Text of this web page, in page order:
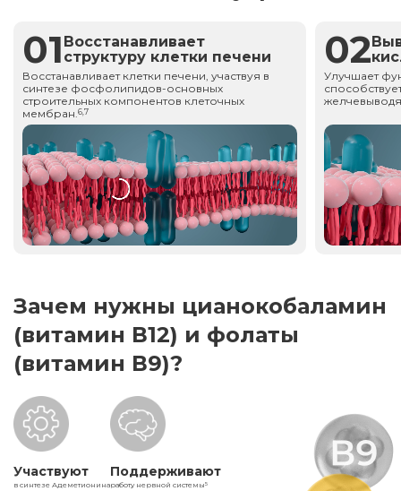
01 Восстанавливает
структуру клетки печени
Восстанавливает клетки печени, участвуя в
синтезе фосфолипидов-основных
строительных компонентов клеточных
мембран.6,7
02
Улучшает
Зачем нужны цианокобаламин
(витамин В12) и фолаты
(витамин В9)?
Участвуют
в синтезе Адеметионина
Поддерживают
работу нервной системы5